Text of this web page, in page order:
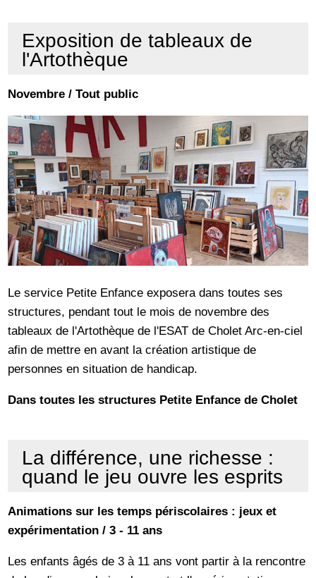
Exposition de tableaux de
l'Artothèque
Novembre / Tout public
Le service Petite Enfance exposera dans toutes ses
structures, pendant tout le mois de novembre des
tableaux de l'Artothèque de l'ESAT de Cholet Arc-en-ciel
afin de mettre en avant la création artistique de
personnes en situation de handicap.
Dans toutes les structures Petite Enfance de Cholet
La différence, une richesse :
quand le jeu ouvre les esprits
Animations sur les temps périscolaires : jeux et
expérimentation / 3 - 11 ans
Les enfants âgés de 3 à 11 ans vont partir à la rencontre